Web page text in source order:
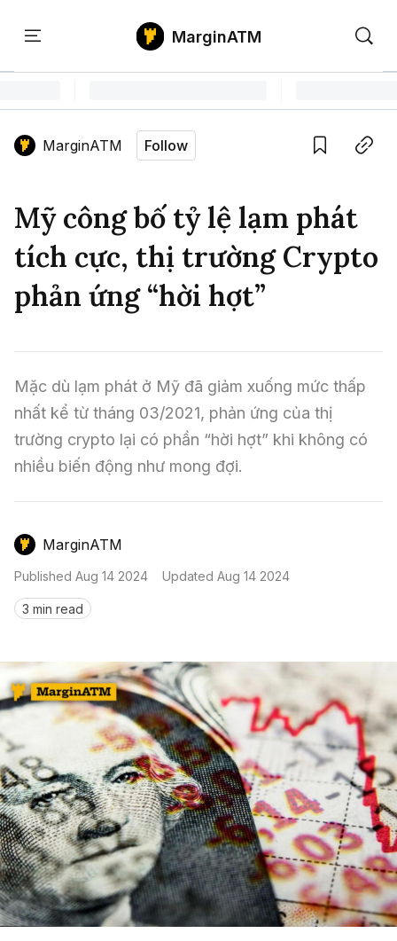
Home
Tin Tức Bitcoin
Tin Tức Altcoin
Tin Tức Thị Trường
ATM Analytics
Phân Tích Bitcoin
Phân Tích Ethereum
Kiến Thức
Thuật Ngữ Cơ Bản
Kiến Thức Tổng Hợp
Kinh Nghiệm Đầu Tư
Sàn Giao Dịch
Chỉ Báo Kỹ Thuật
Nến & Price Action
Mô Hình Biểu Đồ Giá
Airdrop
GameFi
Sign in
MarginATM
MarginATM Follow
Mỹ công bố tỷ lệ lạm phát
tích cực, thị trường Crypto
phản ứng “hời hợt”
Mặc dù lạm phát ở Mỹ đã giảm xuống mức thấp
nhất kể từ tháng 03/2021, phản ứng của thị
trường crypto lại có phần “hời hợt” khi không có
nhiều biến động như mong đợi.
MarginATM
Published Aug 14 2024 Updated Aug 14 2024
3 min read